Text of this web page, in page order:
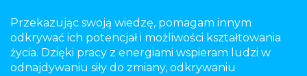
Przekazując swoją wiedzę, pomagam innym
odkrywać ich potencjał i możliwości kształtowania
życia. Dzięki pracy z energiami wspieram ludzi w
odnajdywaniu siły do zmiany, odkrywaniu